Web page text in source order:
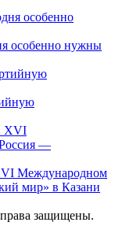
особенно нужны
Международном
мир» в Казани
защищены.